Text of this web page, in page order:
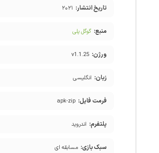
تاریخ انتشار: ۲۰۲۱
منبع: گوگل پلی
ورژن: v1.1.25
زبان: انگلیسی
فرمت فایل: apk-zip
پلتفرم: اندروید
سبک بازی: مسابقه ای